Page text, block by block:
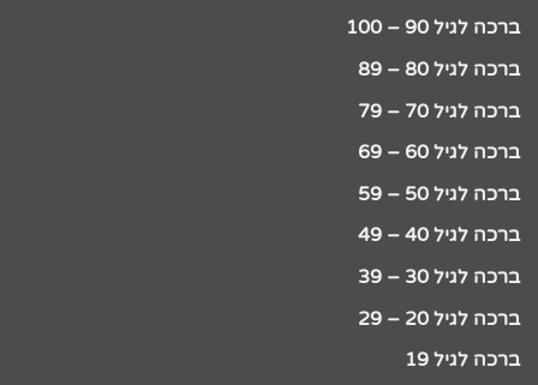
ברכה לגיל 90 – 100
ברכה לגיל 80 – 89
ברכה לגיל 70 – 79
ברכה לגיל 60 – 69
ברכה לגיל 50 – 59
ברכה לגיל 40 – 49
ברכה לגיל 30 – 39
ברכה לגיל 20 – 29
ברכה לגיל 19